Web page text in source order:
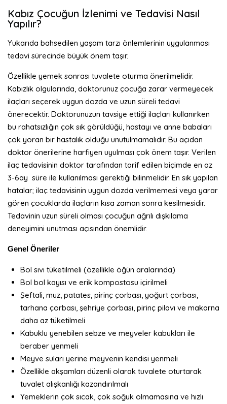
Kabız Çocuğun İzlenimi ve Tedavisi Nasıl
Yapılır?
Yukarıda bahsedilen yaşam tarzı önlemlerinin uygulanması
tedavi sürecinde büyük önem taşır.
Özellikle yemek sonrası tuvalete oturma önerilmelidir.
Kabızlık olgularında, doktorunuz çocuğa zarar vermeyecek
ilaçları seçerek uygun dozda ve uzun süreli tedavi
önerecektir. Doktorunuzun tavsiye ettiği ilaçları kullanırken
bu rahatsızlığın çok sık görüldüğü, hastayı ve anne babaları
çok yoran bir hastalık olduğu unutulmamalıdır. Bu açıdan
doktor önerilerine harfiyen uyulması çok önem taşır. Verilen
ilaç tedavisinin doktor tarafından tarif edilen biçimde en az
3-6ay süre ile kullanılması gerektiği bilinmelidir. En sık yapılan
hatalar; ilaç tedavisinin uygun dozda verilmemesi veya yarar
gören çocuklarda ilaçların kısa zaman sonra kesilmesidir.
Tedavinin uzun süreli olması çocuğun ağrılı dışkılama
deneyimini unutması açısından önemlidir.
Genel Öneriler
Bol sıvı tüketilmeli (özellikle öğün aralarında)
Bol bol kayısı ve erik kompostosu içirilmeli
Şeftali, muz, patates, pirinç çorbası, yoğurt çorbası,
tarhana çorbası, şehriye çorbası, pirinç pilavı ve makarna
daha az tüketilmeli
Kabuklu yenebilen sebze ve meyveler kabukları ile
beraber yenmeli
Meyve suları yerine meyvenin kendisi yenmeli
Özellikle akşamları düzenli olarak tuvalete oturtarak
tuvalet alışkanlığı kazandırılmalı
Yemeklerin çok sıcak, çok soğuk olmamasına ve hızlı